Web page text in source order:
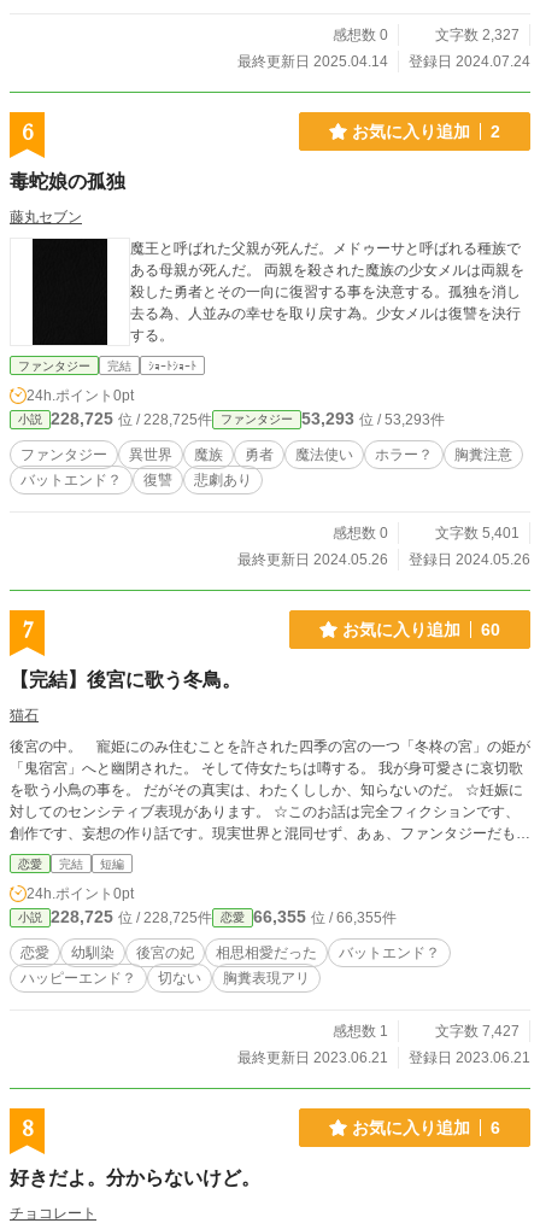
感想数 0
文字数 2,327
最終更新日 2025.04.14
登録日 2024.07.24
6 お気に入り追加 2
毒蛇娘の孤独
藤丸セブン
魔王と呼ばれた父親が死んだ。メドゥーサと呼ばれる種族で
ある母親が死んだ。 両親を殺された魔族の少女メルは両親を
殺した勇者とその一向に復習する事を決意する。孤独を消し
去る為、人並みの幸せを取り戻す為。少女メルは復讐を決行
する。
ファンタジー 完結 ｼｮｰﾄｼｮｰﾄ
24h.ポイント 0pt
小説 228,725 位 / 228,725件 ファンタジー 53,293 位 / 53,293件
ファンタジー 異世界 魔族 勇者 魔法使い ホラー？
胸糞注意
バットエンド？
復讐 悲劇あり
感想数 0
文字数 5,401
最終更新日 2024.05.26
登録日 2024.05.26
7 お気に入り追加 60
【完結】後宮に歌う冬鳥。
猫石
後宮の中。 寵姫にのみ住むことを許された四季の宮の一つ「冬柊の宮」の姫が
「鬼宿宮」へと幽閉された。 そして侍女たちは噂する。 我が身可愛さに哀切歌
を歌う小鳥の事を。 だがその真実は、わたくししか、知らないのだ。 ☆妊娠に
対してのセンシティブ表現があります。 ☆このお話は完全フィクションです、
創作です、妄想の作り話です。現実世界と混同せず、あぁ、ファンタジーだもん
な、と、念頭に置いてお読みください。 ☆作者の趣味嗜好作品です。イラッと
したり、ムカッとしたりした時には、そっと別の素敵な作家さんの作品を検索し
てお読みください。（自己防衛大事！） ☆誤字脱字、誤変換が多いのは、作者
のせいです。頑張って音読してチェックして！頑張ってますが、ごめんなさい、
許してください。 ☆息抜き作品です。 ☆小説家になろう様にも掲載されます。
☆6/21（夏至）記念。
恋愛 完結 短編
24h.ポイント 0pt
小説 228,725 位 / 228,725件 恋愛 66,355 位 / 66,355件
恋愛 幼馴染 後宮の妃 相思相愛だった
バットエンド？
ハッピーエンド？
切ない 胸糞表現アリ
感想数 1
文字数 7,427
最終更新日 2023.06.21
登録日 2023.06.21
8 お気に入り追加 6
好きだよ。分からないけど。
チョコレート